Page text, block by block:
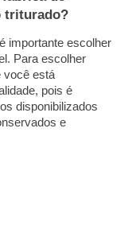
triturado?
importante escolher
Para escolher
você está
pois é
disponibilizados
e